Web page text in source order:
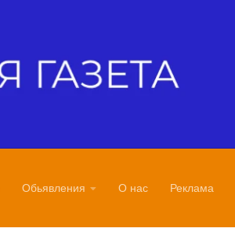
Обьявления О нас Реклама